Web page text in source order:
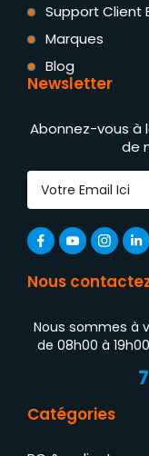
Support Client
Marques
Blog
Newsletter
Abonnez-vous à
de
Nous
Nous sommes à
de 08h00 à
Catégories